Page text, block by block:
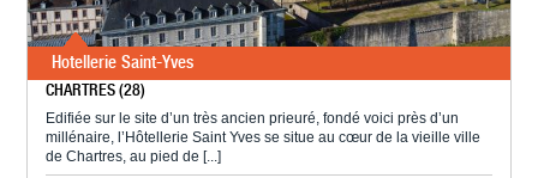
Hotellerie Saint-Yves
CHARTRES (28)
Edifiée sur le site d’un très ancien prieuré, fondé voici près d’un
millénaire, l’Hôtellerie Saint Yves se situe au cœur de la vieille ville
de Chartres, au pied de [...]